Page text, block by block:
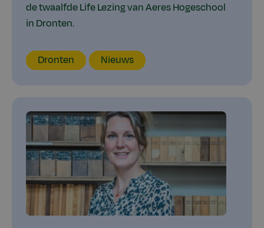
de twaalfde Life Lezing van Aeres Hogeschool
in Dronten.
Locatie
Dronten TypeNieuws